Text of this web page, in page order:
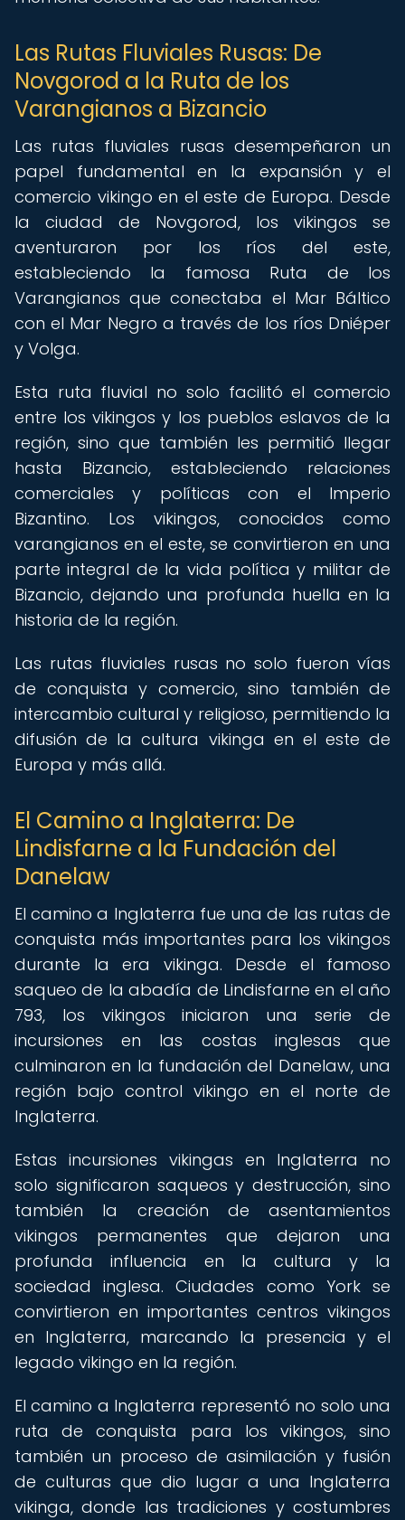
Las Rutas Fluviales Rusas: De
Novgorod a la Ruta de los
Varangianos a Bizancio
Las rutas fluviales rusas desempeñaron un
papel fundamental en la expansión y el
comercio vikingo en el este de Europa. Desde
la ciudad de Novgorod, los vikingos se
aventuraron por los ríos del este,
estableciendo la famosa Ruta de los
Varangianos que conectaba el Mar Báltico
con el Mar Negro a través de los ríos Dniéper
y Volga.
Esta ruta fluvial no solo facilitó el comercio
entre los vikingos y los pueblos eslavos de la
región, sino que también les permitió llegar
hasta Bizancio, estableciendo relaciones
comerciales y políticas con el Imperio
Bizantino. Los vikingos, conocidos como
varangianos en el este, se convirtieron en una
parte integral de la vida política y militar de
Bizancio, dejando una profunda huella en la
historia de la región.
Las rutas fluviales rusas no solo fueron vías
de conquista y comercio, sino también de
intercambio cultural y religioso, permitiendo la
difusión de la cultura vikinga en el este de
Europa y más allá.
El Camino a Inglaterra: De
Lindisfarne a la Fundación del
Danelaw
El camino a Inglaterra fue una de las rutas de
conquista más importantes para los vikingos
durante la era vikinga. Desde el famoso
saqueo de la abadía de Lindisfarne en el año
793, los vikingos iniciaron una serie de
incursiones en las costas inglesas que
culminaron en la fundación del Danelaw, una
región bajo control vikingo en el norte de
Inglaterra.
Estas incursiones vikingas en Inglaterra no
solo significaron saqueos y destrucción, sino
también la creación de asentamientos
vikingos permanentes que dejaron una
profunda influencia en la cultura y la
sociedad inglesa. Ciudades como York se
convirtieron en importantes centros vikingos
en Inglaterra, marcando la presencia y el
legado vikingo en la región.
El camino a Inglaterra representó no solo una
ruta de conquista para los vikingos, sino
también un proceso de asimilación y fusión
de culturas que dio lugar a una Inglaterra
vikinga, donde las tradiciones y costumbres